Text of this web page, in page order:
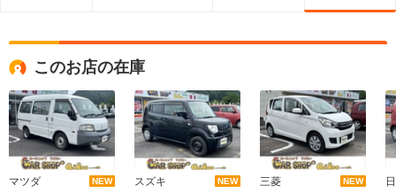
このお店の在庫
マツダ NEW スズキ NEW 三菱 NEW